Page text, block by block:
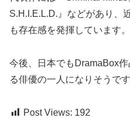
S.H.I.E.L.D.』などがあり、
も存在感を発揮しています。
今後、日本でもDramaBox
る俳優の一人になりそうです
Post Views: 192